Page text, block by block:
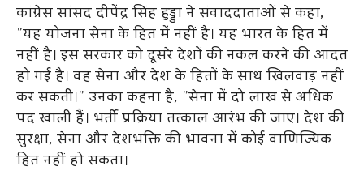
कांग्रेस सांसद दीपेंद्र सिंह हुड्डा ने संवाददाताओं से कहा,
”यह योजना सेना के हित में नहीं है। यह भारत के हित में
नहीं है। इस सरकार को दूसरे देशों की नकल करने की आदत
हो गई है। वह सेना और देश के हितों के साथ खिलवाड़ नहीं
कर सकती।” उनका कहना है, ”सेना में दो लाख से अधिक
पद खाली हैं। भर्ती प्रक्रिया तत्काल आरंभ की जाए। देश की
सुरक्षा, सेना और देशभक्ति की भावना में कोई वाणिज्यिक
हित नहीं हो सकता।